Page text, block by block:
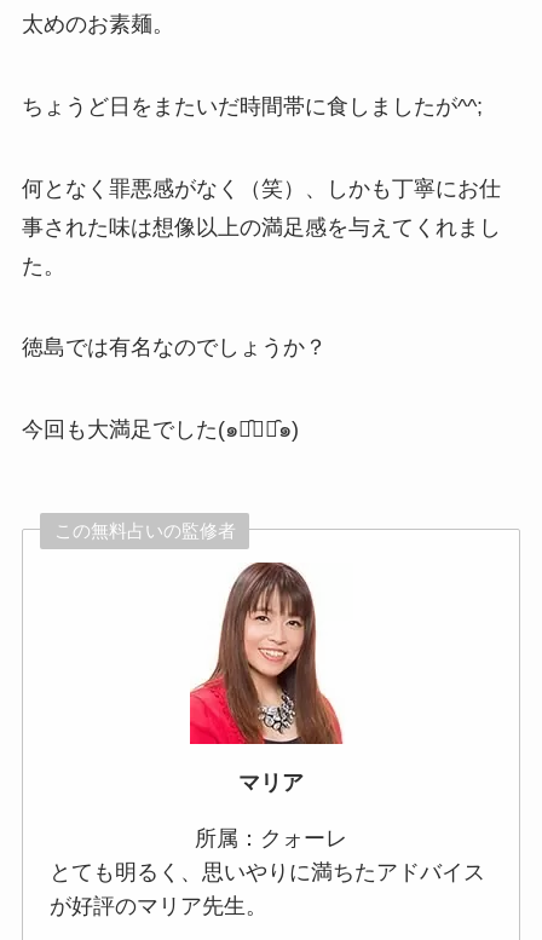
太めのお素麺。
ちょうど日をまたいだ時間帯に食しましたが^^;
何となく罪悪感がなく（笑）、しかも丁寧にお仕
事された味は想像以上の満足感を与えてくれまし
た。
徳島では有名なのでしょうか？
今回も大満足でした(๑･̑◡･̑๑)
この無料占いの監修者
マリア
所属：クォーレ
とても明るく、思いやりに満ちたアドバイス
が好評のマリア先生。